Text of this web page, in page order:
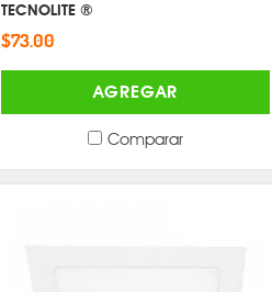
TECNOLITE ®
$73.00
AGREGAR
Comparar